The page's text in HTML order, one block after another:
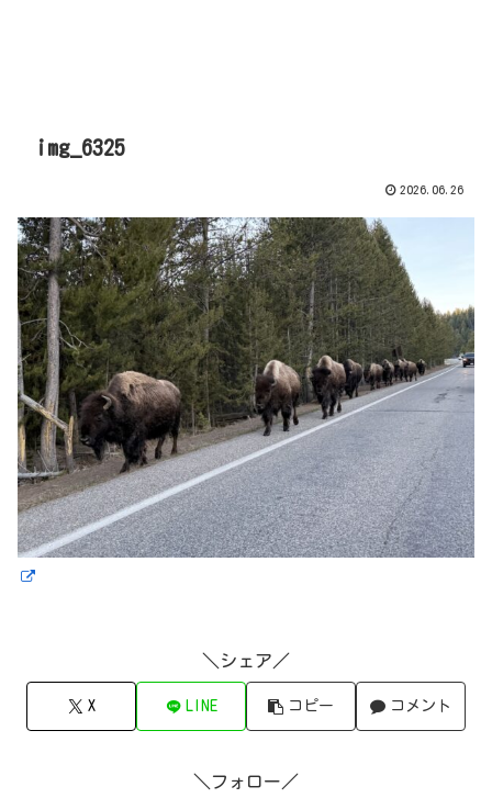
img_6325
2026.06.26
＼シェア／
X LINE コピー コメント
＼フォロー／